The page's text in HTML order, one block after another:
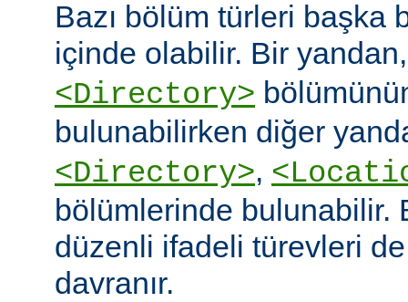
Bazı bölüm türleri başka
içinde olabilir. Bir
<Directory>
bulunabilirken diğer
<Directory>,
bölümlerinde bulunabilir.
düzenli ifadeli türevleri
davranır.